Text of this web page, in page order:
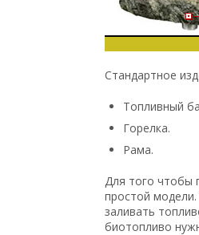
Стандартное
Топливный
Горелка.
Рама.
Для того чтобы
простой модели.
заливать
биотопливо